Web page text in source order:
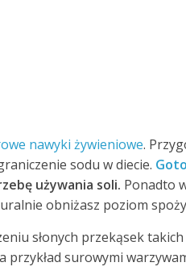
nawyki żywieniowe.
sodu w diecie.
używania soli. Ponadto
obniżasz poziom
słonych przekąsek
surowymi